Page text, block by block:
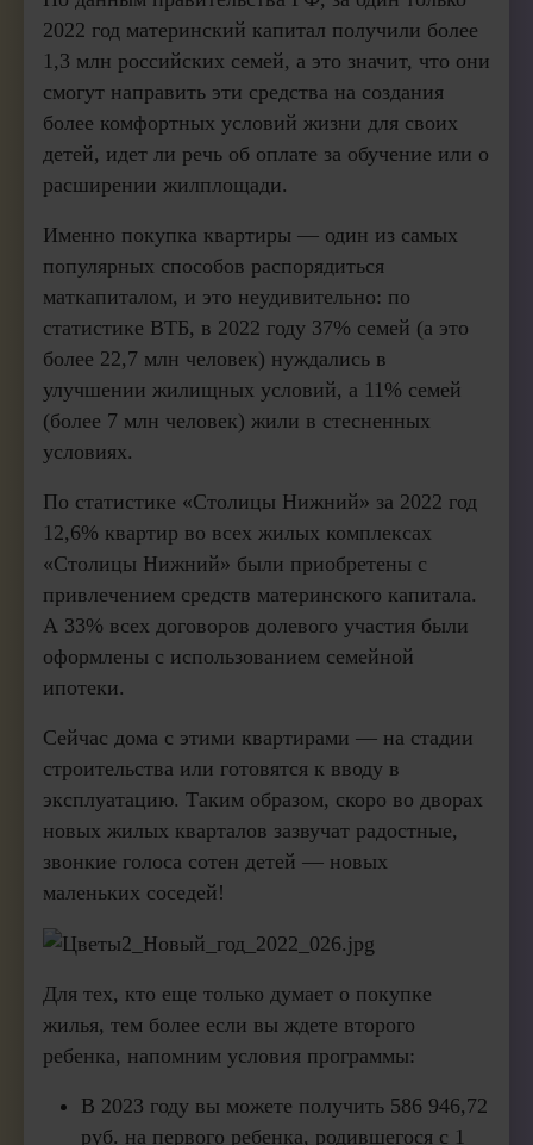
2022 год материнский капитал получили более
1,3 млн российских семей, а это значит, что они
смогут направить эти средства на создания
более комфортных условий жизни для своих
детей, идет ли речь об оплате за обучение или о
расширении жилплощади.
Именно покупка квартиры — один из самых
популярных способов распорядиться
маткапиталом, и это неудивительно: по
статистике ВТБ, в 2022 году 37% семей (а это
более 22,7 млн человек) нуждались в
улучшении жилищных условий, а 11% семей
(более 7 млн человек) жили в стесненных
условиях.
По статистике «Столицы Нижний» за 2022 год
12,6% квартир во всех жилых комплексах
«Столицы Нижний» были приобретены с
привлечением средств материнского капитала.
А 33% всех договоров долевого участия были
оформлены с использованием семейной
ипотеки.
Сейчас дома с этими квартирами — на стадии
строительства или готовятся к вводу в
эксплуатацию. Таким образом, скоро во дворах
новых жилых кварталов зазвучат радостные,
звонкие голоса сотен детей — новых
маленьких соседей!
Для тех, кто еще только думает о покупке
жилья, тем более если вы ждете второго
ребенка, напомним условия программы:
В 2023 году вы можете получить 586 946,72
руб. на первого ребенка, родившегося с 1